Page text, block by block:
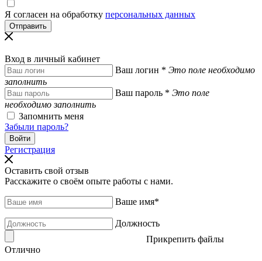
Я согласен на обработку персональных данных
Вход в личный кабинет
Ваш логин * Это поле необходимо
заполнить
Ваш пароль * Это поле
необходимо заполнить
Запомнить меня
Забыли пароль?
Регистрация
Оставить свой отзыв
Расскажите о своём опыте работы с нами.
Ваше имя*
Должность
Прикрепить файлы
Отлично